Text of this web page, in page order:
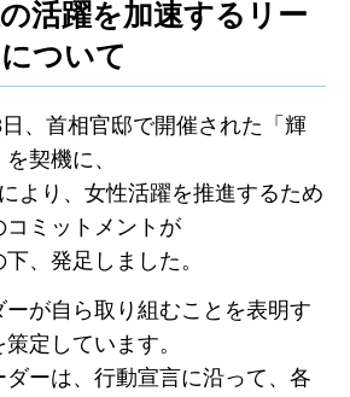
の活躍を加速するリー
ついて
、首相官邸で開催された「輝
契機に、
より、女性活躍を推進するため
ミットメントが
、発足しました。
が自ら取り組むことを表明す
定しています。
ーは、行動宣言に沿って、各